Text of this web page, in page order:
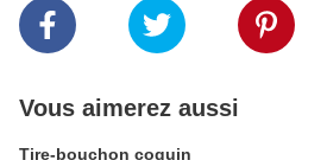
Vous aimerez aussi
Tire-bouchon coquin